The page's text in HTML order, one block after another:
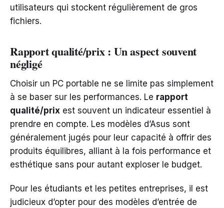
utilisateurs qui stockent régulièrement de gros
fichiers.
Rapport qualité/prix : Un aspect souvent
négligé
Choisir un PC portable ne se limite pas simplement
à se baser sur les performances. Le rapport
qualité/prix est souvent un indicateur essentiel à
prendre en compte. Les modèles d’Asus sont
généralement jugés pour leur capacité à offrir des
produits équilibres, alliant à la fois performance et
esthétique sans pour autant exploser le budget.
Pour les étudiants et les petites entreprises, il est
judicieux d’opter pour des modèles d’entrée de